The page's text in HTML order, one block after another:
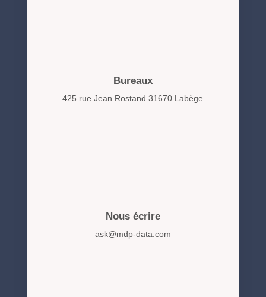
Bureaux
425 rue Jean Rostand 31670 Labège
Nous écrire
ask@mdp-data.com